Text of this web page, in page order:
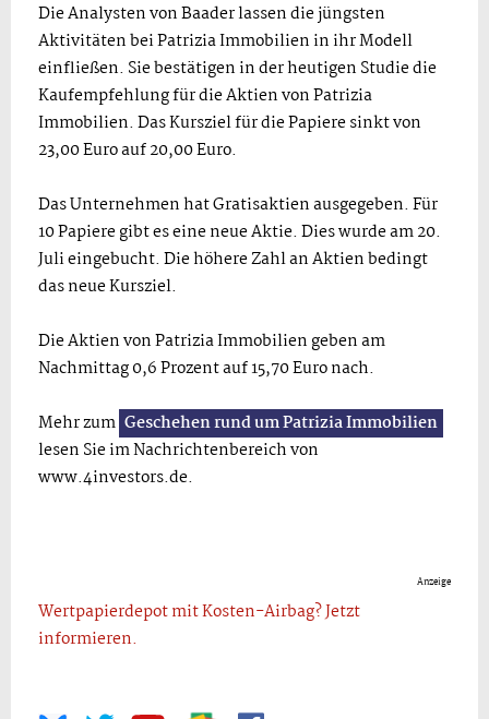
Die Analysten von Baader lassen die jüngsten
Aktivitäten bei Patrizia Immobilien in ihr Modell
einfließen. Sie bestätigen in der heutigen Studie die
Kaufempfehlung für die Aktien von Patrizia
Immobilien. Das Kursziel für die Papiere sinkt von
23,00 Euro auf 20,00 Euro.
Das Unternehmen hat Gratisaktien ausgegeben. Für
10 Papiere gibt es eine neue Aktie. Dies wurde am 20.
Juli eingebucht. Die höhere Zahl an Aktien bedingt
das neue Kursziel.
Die Aktien von Patrizia Immobilien geben am
Nachmittag 0,6 Prozent auf 15,70 Euro nach.
Mehr zum Geschehen rund um Patrizia Immobilien
lesen Sie im Nachrichtenbereich von
www.4investors.de.
Anzeige
Wertpapierdepot mit Kosten-Airbag? Jetzt
informieren.